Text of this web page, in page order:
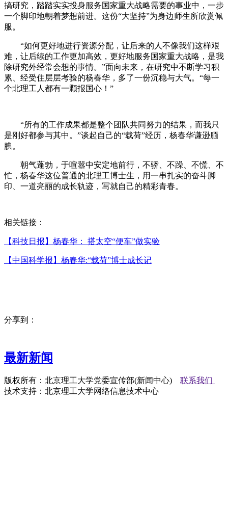
搞研究，踏踏实实投身服务国家重大战略需要的事业中，一步
一个脚印地朝着梦想前进。这份“大坚持”为身边师生所欣赏佩
服。
“如何更好地进行资源分配，让后来的人不像我们这样艰
难，让后续的工作更加高效，更好地服务国家重大战略，是我
除研究外经常会想的事情。”面向未来，在研究中不断学习积
累、经受住层层考验的杨春华，多了一份沉稳与大气。“每一
个北理工人都有一颗报国心！”
“所有的工作成果都是整个团队共同努力的结果，而我只
是刚好都参与其中。”谈起自己的“载荷”经历，杨春华谦逊腼
腆。
朝气蓬勃，于喧嚣中安定地前行，不骄、不躁、不慌、不
忙，杨春华这位普通的北理工博士生，用一串扎实的奋斗脚
印、一道亮丽的成长轨迹，写就自己的精彩青春。
相关链接：
【科技日报】杨春华： 搭太空“便车”做实验
【中国科学报】杨春华:“载荷”博士成长记
分享到：
最新新闻
版权所有：北京理工大学党委宣传部(新闻中心) 联系我们
技术支持：北京理工大学网络信息技术中心